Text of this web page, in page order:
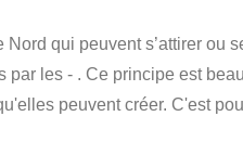
qui peuvent s’attirer ou
les - . Ce principe est
peuvent créer. C'est